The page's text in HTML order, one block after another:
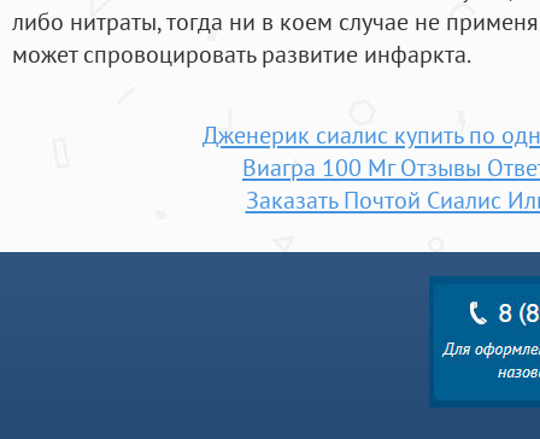
либо нитраты, тогда ни в коем случае не
может спровоцировать развитие инфаркта.
Дженерик сиалис купить по
Виагра 100 Мг Отзывы
Заказать Почтой Сиалис